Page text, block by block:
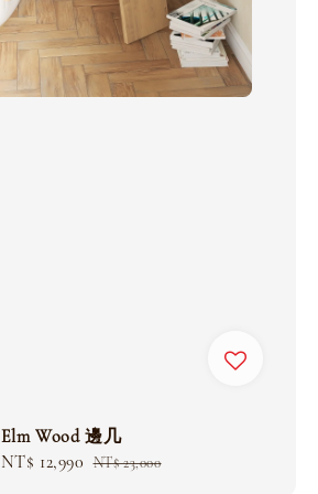
Elm Wood 邊几
Sale
NT$ 12,990 Regular
NT$ 23,000